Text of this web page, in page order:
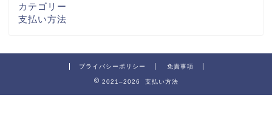
カテゴリー
支払い方法
プライバシーポリシー 免責事項
2021–2026 支払い方法